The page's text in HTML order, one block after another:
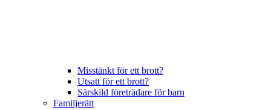
Misstänkt för ett brott?
Utsatt för ett brott?
Särskild företrädare för barn
Familjerätt